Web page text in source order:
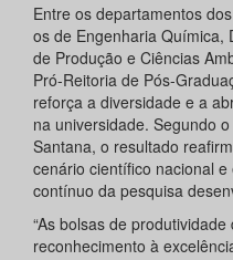
Entre os departamentos
os de Engenharia Química,
de Produção e Ciências
Pró-Reitoria de Pós-
reforça a diversidade e a
na universidade. Segundo
Santana, o resultado
cenário científico nacional
contínuo da pesquisa
“As bolsas de
reconhecimento à